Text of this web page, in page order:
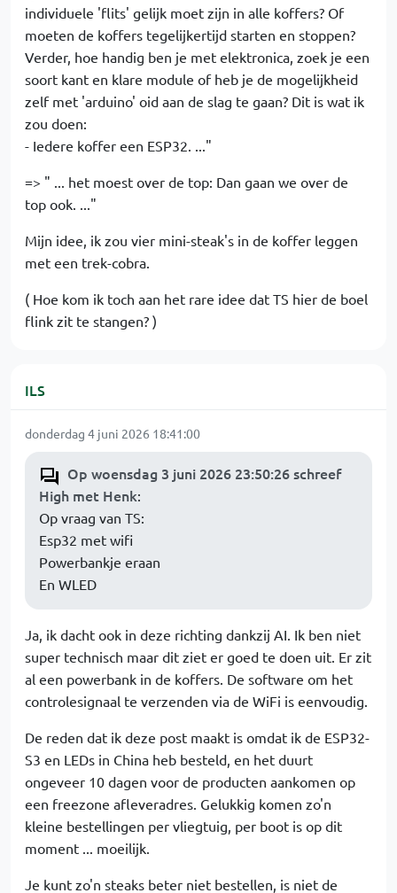
individuele 'flits' gelijk moet zijn in alle koffers? Of
moeten de koffers tegelijkertijd starten en stoppen?
Verder, hoe handig ben je met elektronica, zoek je een
soort kant en klare module of heb je de mogelijkheid
zelf met 'arduino' oid aan de slag te gaan? Dit is wat ik
zou doen:
- Iedere koffer een ESP32. ..."
=> " ... het moest over de top: Dan gaan we over de
top ook. ..."
Mijn idee, ik zou vier mini-steak's in de koffer leggen
met een trek-cobra.
( Hoe kom ik toch aan het rare idee dat TS hier de boel
flink zit te stangen? )
ILS
donderdag 4 juni 2026 18:41:00
Op woensdag 3 juni 2026 23:50:26 schreef
High met Henk:
Op vraag van TS:
Esp32 met wifi
Powerbankje eraan
En WLED
Ja, ik dacht ook in deze richting dankzij AI. Ik ben niet
super technisch maar dit ziet er goed te doen uit. Er zit
al een powerbank in de koffers. De software om het
controlesignaal te verzenden via de WiFi is eenvoudig.
De reden dat ik deze post maakt is omdat ik de ESP32-
S3 en LEDs in China heb besteld, en het duurt
ongeveer 10 dagen voor de producten aankomen op
een freezone afleveradres. Gelukkig komen zo'n
kleine bestellingen per vliegtuig, per boot is op dit
moment ... moeilijk.
Je kunt zo'n steaks beter niet bestellen, is niet de